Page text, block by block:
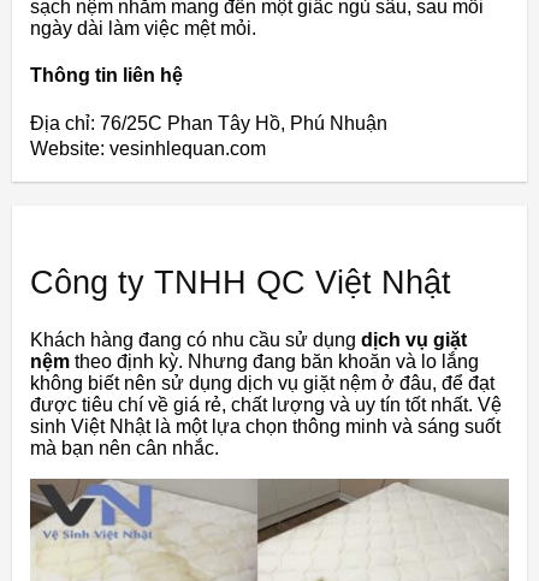
sạch nệm nhằm mang đến một giấc ngủ sâu, sau mỗi
ngày dài làm việc mệt mỏi.
Thông tin liên hệ
Địa chỉ: 76/25C Phan Tây Hồ, Phú Nhuận
Website: vesinhlequan.com
Công ty TNHH QC Việt Nhật
Khách hàng đang có nhu cầu sử dụng dịch vụ giặt
nệm theo định kỳ. Nhưng đang băn khoăn và lo lắng
không biết nên sử dụng dịch vụ giặt nệm ở đâu, để đạt
được tiêu chí về giá rẻ, chất lượng và uy tín tốt nhất. Vệ
sinh Việt Nhật là một lựa chọn thông minh và sáng suốt
mà bạn nên cân nhắc.